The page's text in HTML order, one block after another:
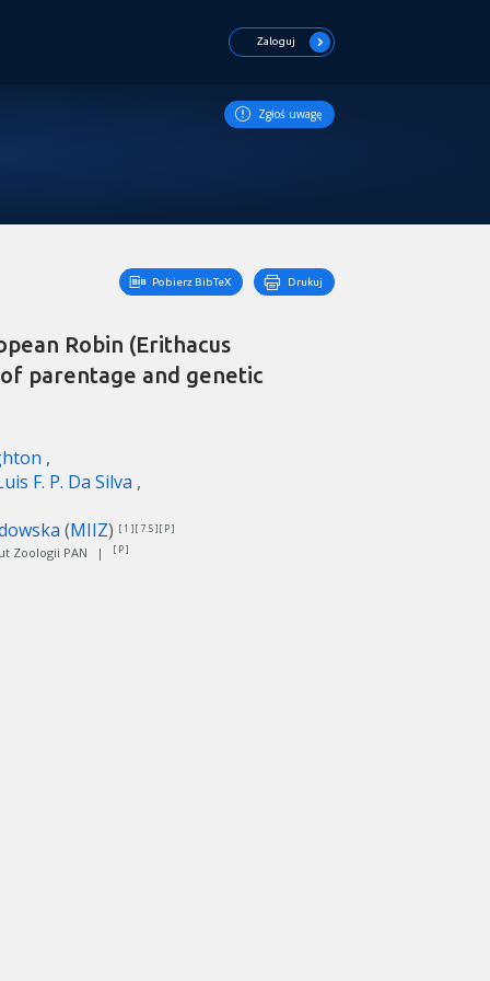
Zaloguj
Zgłoś uwagę
Pobierz BibTeX Drukuj
Robin (Erithacus
parentage and genetic
F. P. Da Silva
(MIIZ) [ 1 ][ 7.5 ][ P ]
Zoologii PAN | [ P ]